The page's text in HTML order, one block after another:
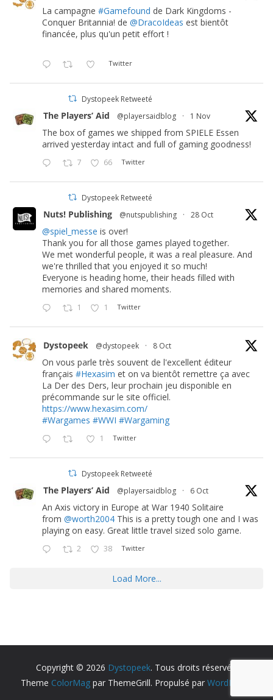
La campagne #Gamefound de Dark Kingdoms -
Conquer Britannia! de @DracoIdeas est bientôt
financée, plus qu'un petit effort !
Twitter
Dystopeek Retweeté
The Players’ Aid @playersaidblog · 1 Nov
The box of games we shipped from SPIELE Essen
arrived yesterday intact and full of gaming goodness!
7 66 Twitter
Dystopeek Retweeté
Nuts! Publishing @nutspublishing · 28 Oct
@spiel_messe is over!
Thank you for all those games played together.
We met wonderful people, it was a real pleasure. And
we're thrilled that you enjoyed it so much!
Everyone is heading home, their heads filled with
memories and shared moments.
1 1 Twitter
Dystopeek @dystopeek · 8 Oct
On vous parle très souvent de l'excellent éditeur
français #Hexasim et on va bientôt remettre ça avec
La Der des Ders, leur prochain jeu disponible en
précommande sur le site officiel.
https://www.hexasim.com/
#Wargames #WWI #Wargaming
1 Twitter
Dystopeek Retweeté
The Players’ Aid @playersaidblog · 6 Oct
An Axis victory in Europe at War 1940 Solitaire
from @worth2004 This is a pretty tough one and I was
playing on easy. Great little travel sized solo game.
2 38 Twitter
Load More...
Copyright © 2026 Dystopeek. Tous droits réservés.
Theme ColorMag par ThemeGrill. Propulsé par WordPress